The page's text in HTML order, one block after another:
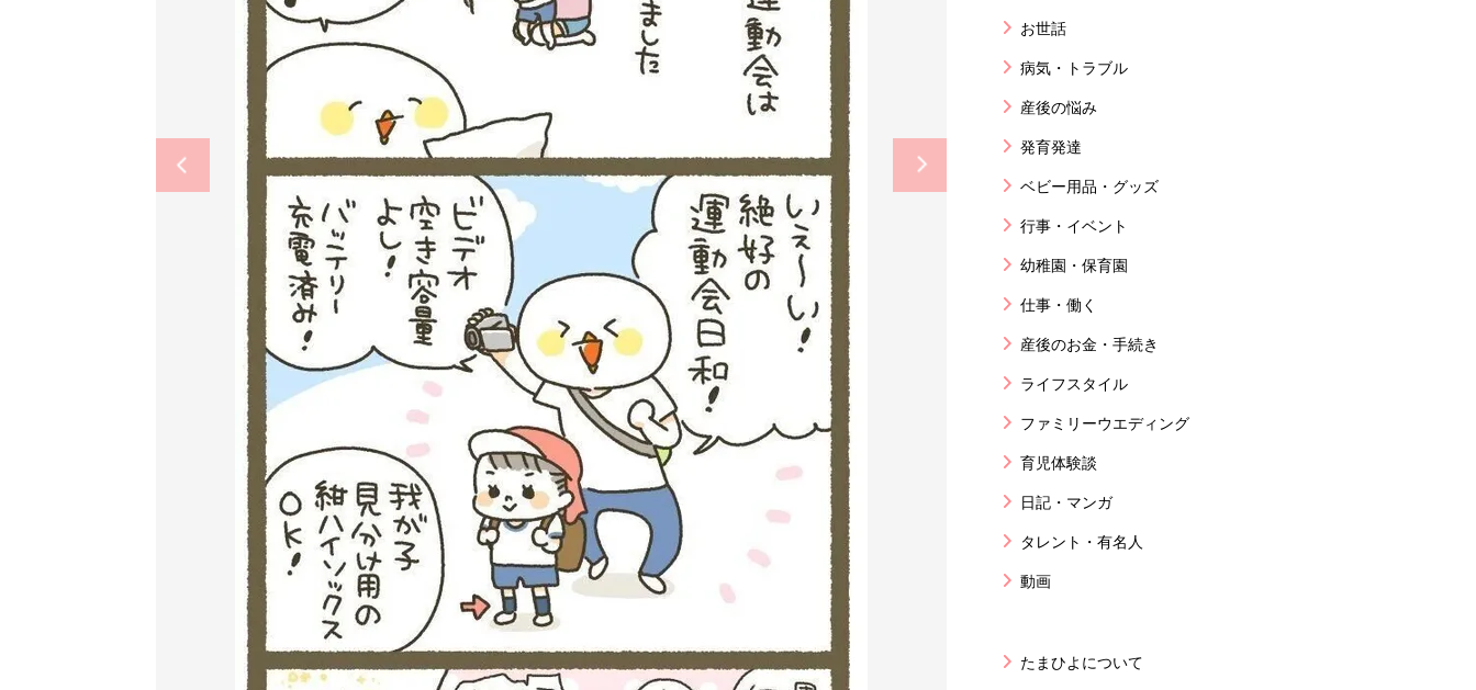
お世話
病気・トラブル
産後の悩み
発育発達
ベビー用品・グッズ
行事・イベント
幼稚園・保育園
仕事・働く
産後のお金・手続き
ライフスタイル
ファミリーウエディング
育児体験談
日記・マンガ
タレント・有名人
動画
たまひよについて